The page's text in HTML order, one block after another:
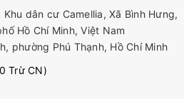
dân cư Camellia, Xã Bình Hưng,
Hồ Chí Minh, Việt Nam
phường Phú Thạnh, Hồ Chí Minh
Trừ CN)